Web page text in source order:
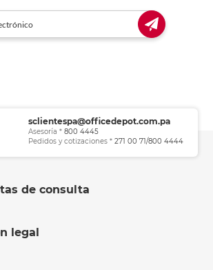
sclientespa@officedepot.com.pa
Asesoría * 800 4445
Pedidos y cotizaciones * 271 00 71/800 4444
de consulta
legal